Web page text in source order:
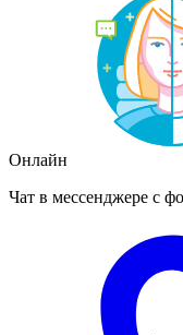
Онлайн
Чат в мессенджере с